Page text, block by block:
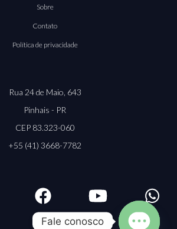
Sobre
Contato
Política de privacidade
Rua 24 de Maio, 643
Pinhais - PR
CEP 83.323-060
+55 (41) 3668-7782
Fale conosco